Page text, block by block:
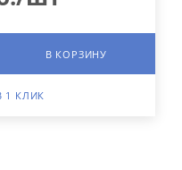
В КОРЗИНУ
1 КЛИК